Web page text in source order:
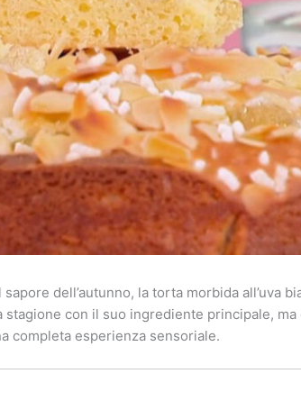
dell’autunno, la torta morbida all’uva
con il suo ingrediente principale,
completa esperienza sensoriale.